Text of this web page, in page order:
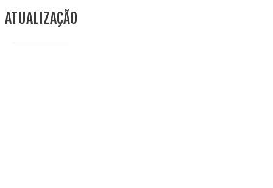
ATUALIZAÇÃO